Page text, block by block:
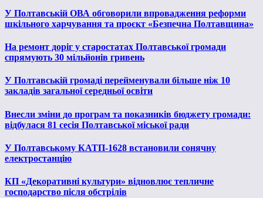
У Полтавській ОВА обговорили впровадження реформи
шкільного харчування та проєкт «Безпечна Полтавщина»
На ремонт доріг у старостатах Полтавської громади
спрямують 30 мільйонів гривень
У Полтавській громаді перейменували більше ніж 10
закладів загальної середньої освіти
Внесли зміни до програм та показників бюджету громади:
відбулася 81 сесія Полтавської міської ради
У Полтавському КАТП-1628 встановили сонячну
електростанцію
КП «Декоративні культури» відновлює тепличне
господарство після обстрілів